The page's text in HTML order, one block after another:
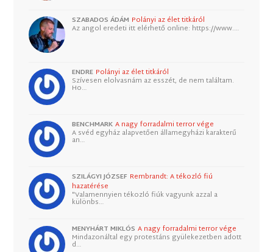
SZABADOS ÁDÁM Polányi az élet titkáról
Az angol eredeti itt elérhető online: https://www.…
ENDRE Polányi az élet titkáról
Szívesen elolvasnám az esszét, de nem találtam.
Ho…
BENCHMARK A nagy forradalmi terror vége
A svéd egyház alapvetően államegyházi karakterű
an…
SZILÁGYI JÓZSEF Rembrandt: A tékozló fiú
hazatérése
"Valamennyien tékozló fiúk vagyunk azzal a
különbs…
MENYHÁRT MIKLÓS A nagy forradalmi terror vége
Mindazonáltal egy protestáns gyülekezetben adott
d…